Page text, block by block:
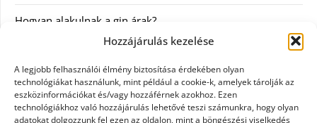
Hozzájárulás kezelése
A legjobb felhasználói élmény biztosítása érdekében olyan
technológiákat használunk, mint például a cookie-k, amelyek tárolják az
eszközinformációkat és/vagy hozzáférnek azokhoz. Ezen
technológiákhoz való hozzájárulás lehetővé teszi számunkra, hogy olyan
adatokat dolgozzunk fel ezen az oldalon, mint a böngészési viselkedés
Hogyan alakulnak a gin árak?
Kategóriák
Egészség